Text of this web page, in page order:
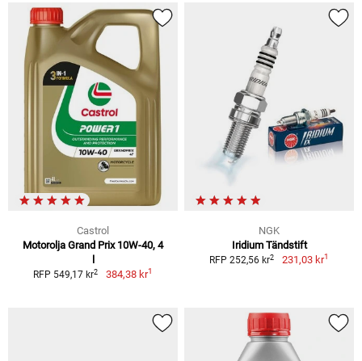
Castrol
Motorolja Grand Prix 10W-40, 4
RFP 549,17 kr2 384,38 kr1
NGK
Iridium Tändstift
RFP 252,56 kr2 231,03 kr1